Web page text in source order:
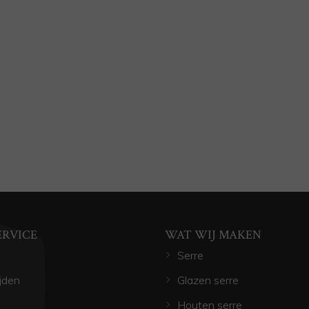
WAT WIJ MAKEN
Serre
Glazen serre
Houten serre